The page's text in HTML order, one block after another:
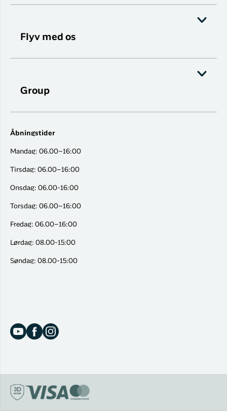
Flyv med os
Group
Åbningstider
Mandag: 06.00–16:00
Tirsdag: 06.00–16:00
Onsdag: 06.00-16:00
Torsdag: 06.00–16:00
Fredag: 06.00–16:00
Lørdag: 08.00-15:00
Søndag: 08.00-15:00